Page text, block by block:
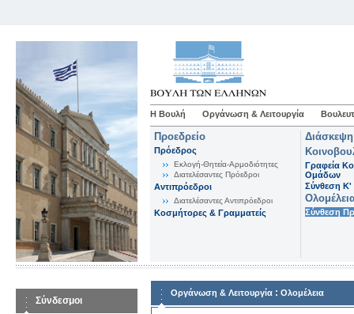
Η Βουλή Οργάνωση & Λειτουργία
Προεδρείο
Πρόεδρος
Εκλογή-Θητεία-Αρμοδιότητες
Διατελέσαντες Πρόεδροι
Αντιπρόεδροι
Διατελέσαντες Αντιπρόεδροι
Κοσμήτορες & Γραμματείς
Γραφεία
Ομάδων
Σύνθεση K'
Σύνθεση
Σύνδεσμοι
Οργάνωση & Λειτουργία : Ολομέλεια